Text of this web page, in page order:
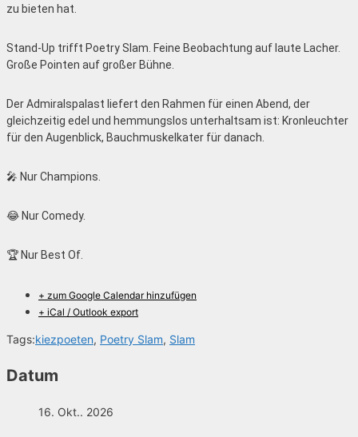
zu bieten hat.
Stand-Up trifft Poetry Slam. Feine Beobachtung auf laute Lacher.
Große Pointen auf großer Bühne.
Der Admiralspalast liefert den Rahmen für einen Abend, der
gleichzeitig edel und hemmungslos unterhaltsam ist: Kronleuchter
für den Augenblick, Bauchmuskelkater für danach.
🎤 Nur Champions.
😂 Nur Comedy.
🏆 Nur Best Of.
+ zum Google Calendar hinzufügen
+ iCal / Outlook export
Tags:kiezpoeten, Poetry Slam, Slam
Datum
16. Okt.. 2026